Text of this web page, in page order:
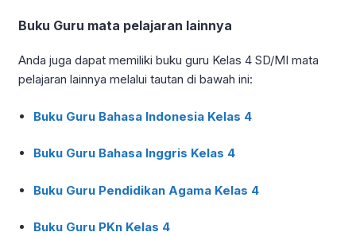
Buku Guru mata pelajaran lainnya
Anda juga dapat memiliki buku guru Kelas 4 SD/MI mata
pelajaran lainnya melalui tautan di bawah ini:
Buku Guru Bahasa Indonesia Kelas 4
Buku Guru Bahasa Inggris Kelas 4
Buku Guru Pendidikan Agama Kelas 4
Buku Guru PKn Kelas 4